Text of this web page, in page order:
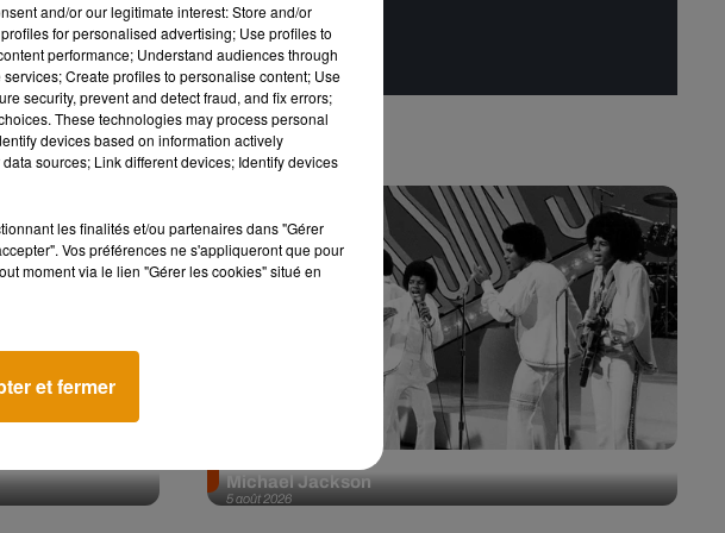
5 août 2026
Après le film, bientôt une docu-série sur le père de
Michael Jackson
and/or our legitimate interest: Store and/or
for personalised advertising; Use profiles to
performance; Understand audiences through
Create profiles to personalise content; Use
security, prevent and detect fraud, and fix errors;
These technologies may process personal
devices based on information actively
sources; Link different devices; Identify devices
les finalités et/ou partenaires dans "Gérer
Vos préférences ne s'appliqueront que pour
moment via le lien "Gérer les cookies" situé en
et fermer